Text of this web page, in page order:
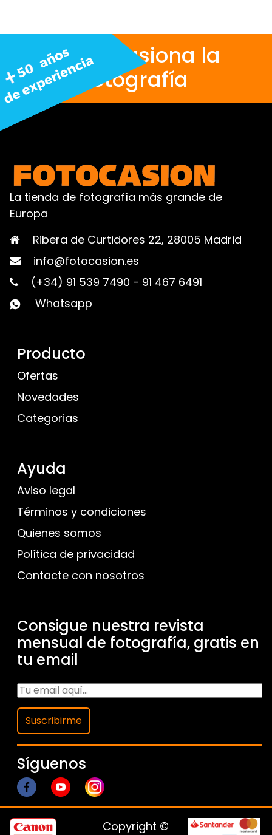
Nos apasiona la
fotografía
La tienda de fotografía más grande de
Europa
Ribera de Curtidores 22, 28005 Madrid
info@fotocasion.es
(+34) 91 539 7490 - 91 467 6491
Whatsapp
Producto
Ofertas
Novedades
Categorias
Ayuda
Aviso legal
Términos y condiciones
Quienes somos
Política de privacidad
Contacte con nosotros
Consigue nuestra revista
mensual de fotografía, gratis en
tu email
Suscribirme
Síguenos
Copyright ©